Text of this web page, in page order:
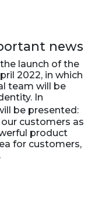
news
launch of the
2022, in which
team will be
In
be presented:
customers as
product
for customers,